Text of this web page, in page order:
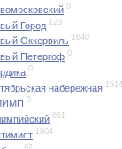
0
Город 123
Оккервиль 1640
Петергоф 0
0
набережная 1514
0
661
1804
92